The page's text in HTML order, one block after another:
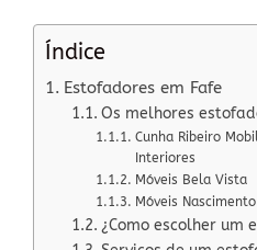
Índice
Estofadores em Fafe
Os melhores
Cunha Ribeiro
Interiores
Móveis Bela Vista
Móveis Nascimento
¿Como escolher um